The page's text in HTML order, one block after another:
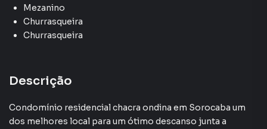
Mezanino
Churrasqueira
Churrasqueira
Descrição
Condomínio residencial chacra ondina em Sorocaba um
dos melhores local para um ótimo descanso junta a